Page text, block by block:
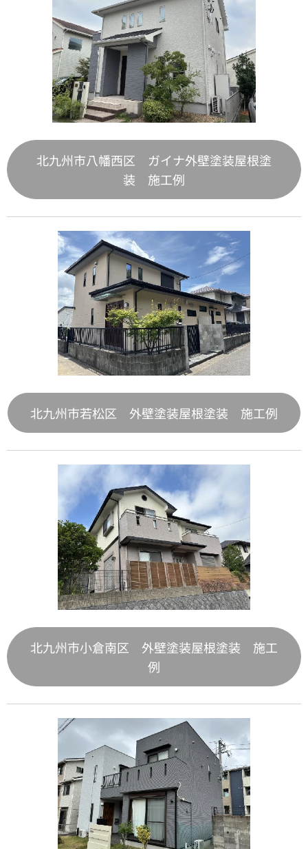
北九州市八幡西区 ガイナ外壁塗装屋根塗
装 施工例
北九州市若松区 外壁塗装屋根塗装 施工例
北九州市小倉南区 外壁塗装屋根塗装 施工
例